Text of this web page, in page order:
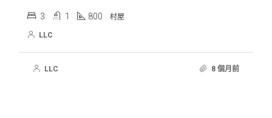
3 1 800 村屋
LLC
LLC 8 個月前